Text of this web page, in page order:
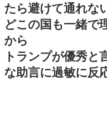
たら避けて通れな
どこの国も一緒で
から
トランプが優秀と
な助言に過敏に反